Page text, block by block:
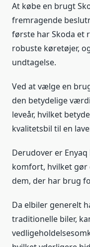
At købe en brugt
fremragende
første har Skoda et
robuste køretøjer,
undtagelse.
Ved at vælge en
den betydelige
leveår, hvilket
kvalitetsbil til en
Derudover er
komfort, hvilket gør
dem, der har brug
Da elbiler generelt
traditionelle biler,